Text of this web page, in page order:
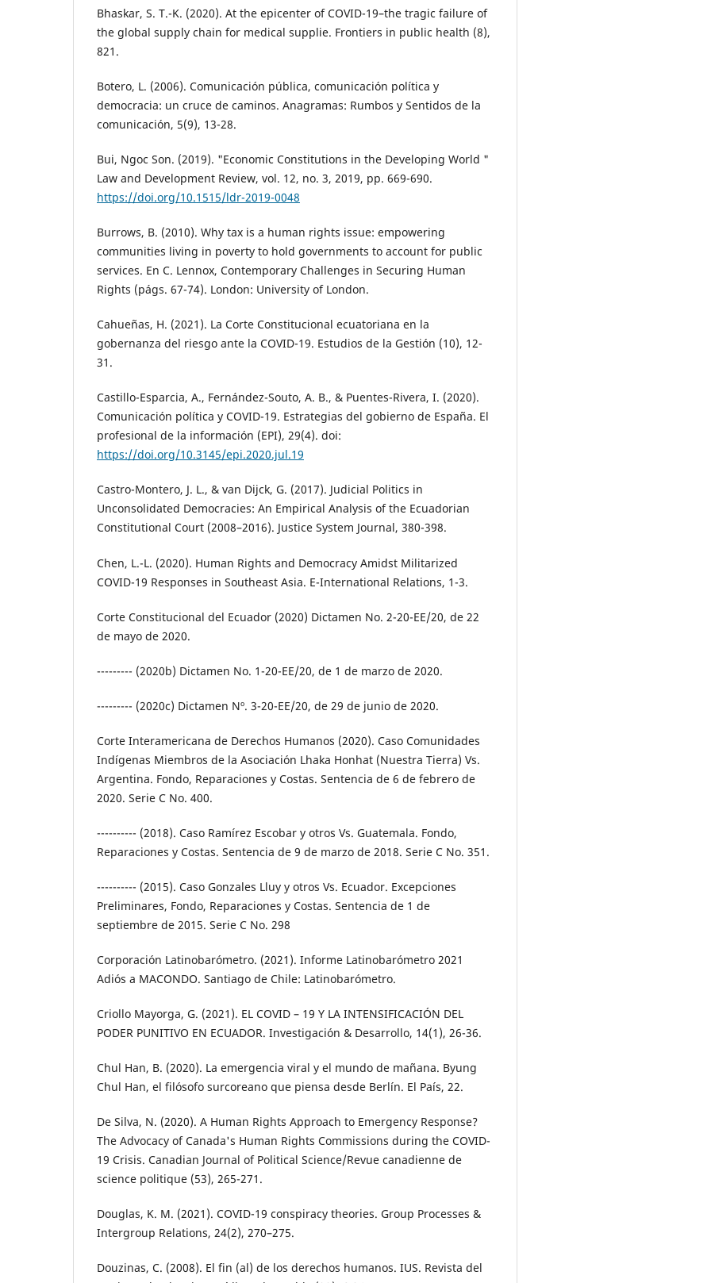
Bhaskar, S. T.-K. (2020). At the epicenter of COVID-19–the tragic failure of
the global supply chain for medical supplie. Frontiers in public health (8),
821.
Botero, L. (2006). Comunicación pública, comunicación política y
democracia: un cruce de caminos. Anagramas: Rumbos y Sentidos de la
comunicación, 5(9), 13-28.
Bui, Ngoc Son. (2019). "Economic Constitutions in the Developing World "
Law and Development Review, vol. 12, no. 3, 2019, pp. 669-690.
https://doi.org/10.1515/ldr-2019-0048
Burrows, B. (2010). Why tax is a human rights issue: empowering
communities living in poverty to hold governments to account for public
services. En C. Lennox, Contemporary Challenges in Securing Human
Rights (págs. 67-74). London: University of London.
Cahueñas, H. (2021). La Corte Constitucional ecuatoriana en la
gobernanza del riesgo ante la COVID-19. Estudios de la Gestión (10), 12-
31.
Castillo-Esparcia, A., Fernández-Souto, A. B., & Puentes-Rivera, I. (2020).
Comunicación política y COVID-19. Estrategias del gobierno de España. El
profesional de la información (EPI), 29(4). doi:
https://doi.org/10.3145/epi.2020.jul.19
Castro-Montero, J. L., & van Dijck, G. (2017). Judicial Politics in
Unconsolidated Democracies: An Empirical Analysis of the Ecuadorian
Constitutional Court (2008–2016). Justice System Journal, 380-398.
Chen, L.-L. (2020). Human Rights and Democracy Amidst Militarized
COVID-19 Responses in Southeast Asia. E-International Relations, 1-3.
Corte Constitucional del Ecuador (2020) Dictamen No. 2-20-EE/20, de 22
de mayo de 2020.
--------- (2020b) Dictamen No. 1-20-EE/20, de 1 de marzo de 2020.
--------- (2020c) Dictamen Nº. 3-20-EE/20, de 29 de junio de 2020.
Corte Interamericana de Derechos Humanos (2020). Caso Comunidades
Indígenas Miembros de la Asociación Lhaka Honhat (Nuestra Tierra) Vs.
Argentina. Fondo, Reparaciones y Costas. Sentencia de 6 de febrero de
2020. Serie C No. 400.
---------- (2018). Caso Ramírez Escobar y otros Vs. Guatemala. Fondo,
Reparaciones y Costas. Sentencia de 9 de marzo de 2018. Serie C No. 351.
---------- (2015). Caso Gonzales Lluy y otros Vs. Ecuador. Excepciones
Preliminares, Fondo, Reparaciones y Costas. Sentencia de 1 de
septiembre de 2015. Serie C No. 298
Corporación Latinobarómetro. (2021). Informe Latinobarómetro 2021
Adiós a MACONDO. Santiago de Chile: Latinobarómetro.
Criollo Mayorga, G. (2021). EL COVID – 19 Y LA INTENSIFICACIÓN DEL
PODER PUNITIVO EN ECUADOR. Investigación & Desarrollo, 14(1), 26-36.
Chul Han, B. (2020). La emergencia viral y el mundo de mañana. Byung
Chul Han, el filósofo surcoreano que piensa desde Berlín. El País, 22.
De Silva, N. (2020). A Human Rights Approach to Emergency Response?
The Advocacy of Canada's Human Rights Commissions during the COVID-
19 Crisis. Canadian Journal of Political Science/Revue canadienne de
science politique (53), 265-271.
Douglas, K. M. (2021). COVID-19 conspiracy theories. Group Processes &
Intergroup Relations, 24(2), 270–275.
Douzinas, C. (2008). El fin (al) de los derechos humanos. IUS. Revista del